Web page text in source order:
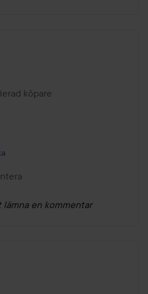
1 år
köpare
lämna en kommentar
1 år